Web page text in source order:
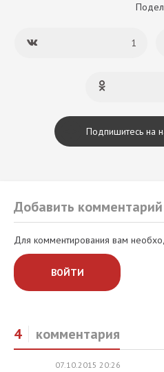
1
Подпишитесь на
Добавить комментарий
Для комментирования вам
ВОЙТИ
4 комментария
07.10.2015 20:26